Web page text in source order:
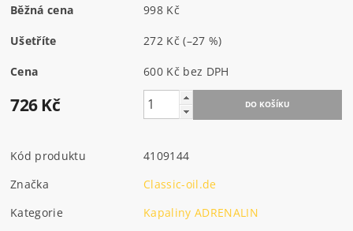
Běžná cena 998 Kč
Ušetříte 272 Kč(–27 %)
Cena 600 Kč bez DPH
726 Kč
Kód produktu
4109144
Značka
Classic-oil.de
Kategorie
Kapaliny ADRENALIN